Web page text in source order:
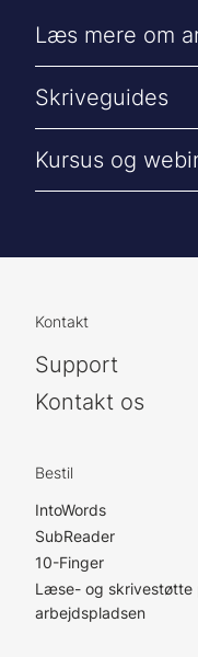
Læs mere om
Skriveguides
Kursus og
Kontakt
Support
Kontakt os
Bestil
IntoWords
SubReader
10-Finger
Læse- og skrivestøtte
arbejdspladsen